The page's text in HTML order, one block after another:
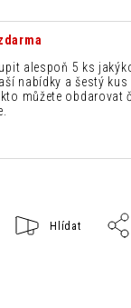
alespoň 5 ks
nabídky a šestý
můžete obdarovat
Hlídat